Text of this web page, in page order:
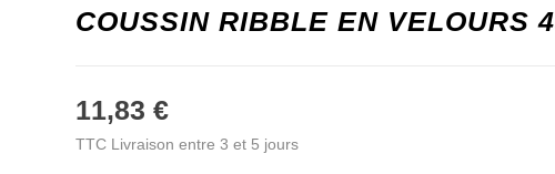
COUSSIN RIBBLE EN VELOURS
11,83 €
TTC Livraison entre 3 et 5 jours